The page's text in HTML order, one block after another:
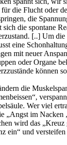
die Flucht oder
die
sich die spontane
[..] Um
eine
mit neuer
oder Organe
können
die
Wer viel
„Angst im Nacken
wird das „Kreuz
ein“ und